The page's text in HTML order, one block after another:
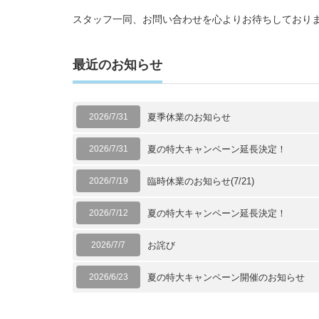
スタッフ一同、お問い合わせを心よりお待ちしておりま
最近のお知らせ
2026/7/31 夏季休業のお知らせ
2026/7/31 夏の特大キャンペーン延長決定！
2026/7/19 臨時休業のお知らせ(7/21)
2026/7/12 夏の特大キャンペーン延長決定！
2026/7/7 お詫び
2026/6/23 夏の特大キャンペーン開催のお知らせ